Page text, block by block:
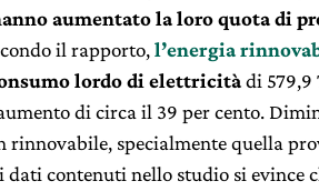
aumentato la loro quota di
il rapporto,l’energia
lordo di elettricitàdi 579,9
di circa il 39 per cento.
rinnovabile, specialmente quella
dati contenuti nello studio si evince